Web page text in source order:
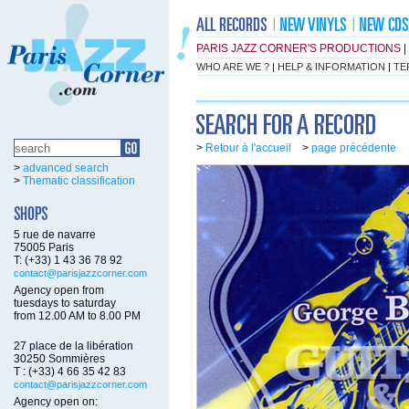
PARIS JAZZ CORNER'S PRODUCTIONS
WHO ARE WE ? | HELP & INFORMATION |
> advanced search
> Thematic classification
5 rue de navarre
75005 Paris
T: (+33) 1 43 36 78 92
contact@parisjazzcorner.com
Agency open from
tuesdays to saturday
from 12.00 AM to 8.00 PM
27 place de la libération
30250 Sommières
T : (+33) 4 66 35 42 83
contact@parisjazzcorner.com
Agency open on:
> Retour à l'accueil > page précédente